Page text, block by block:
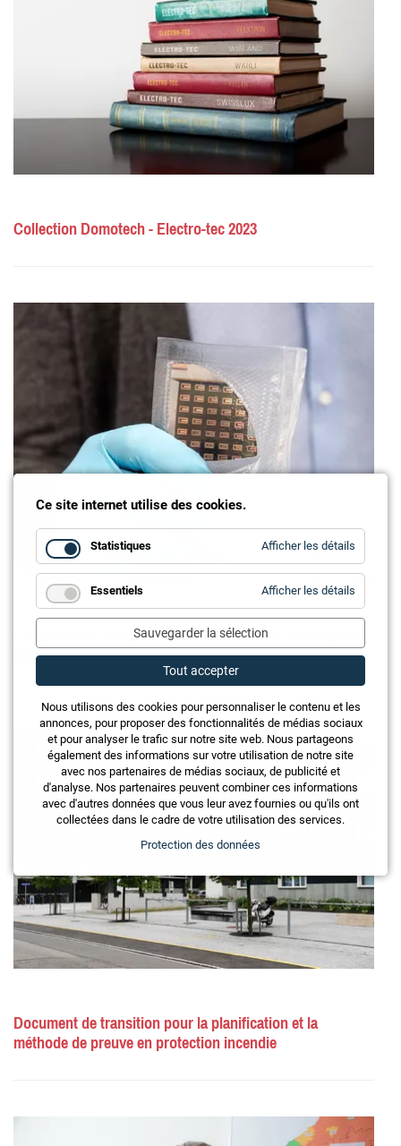
Collection Domotech - Electro-tec 2023
L'empilement: une piste pour des batteries solides plus
performantes
Document de transition pour la planification et la
méthode de preuve en protection incendie
Ce site internet utilise des cookies.
Statistiques Afficher les détails
Essentiels Afficher les détails
Sauvegarder la sélection
Tout accepter
Nous utilisons des cookies pour personnaliser le contenu et les
annonces, pour proposer des fonctionnalités de médias sociaux
et pour analyser le trafic sur notre site web. Nous partageons
également des informations sur votre utilisation de notre site
avec nos partenaires de médias sociaux, de publicité et
d'analyse. Nos partenaires peuvent combiner ces informations
avec d'autres données que vous leur avez fournies ou qu'ils ont
collectées dans le cadre de votre utilisation des services.
Protection des données